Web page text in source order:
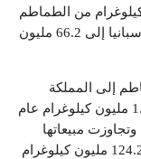
في ذلك العام 110.8 مليون كيلوغرام من الطماطم
في السوق البريطانية، بينما انخفضت مبيعات إسبانيا إلى 66.2 مليون
إلى المملكة
المتحدة شهدت نموًا ملحوظًا، إذ ارتفعت من 1.4 مليون كيلوغرام عام
مليون كيلوغرام عام 2024. بل وتجاوزت مبيعاتها
مبيعات هولندا عام 2022، حيث صدّرت هولندا 124.2 مليون كيلوغرام